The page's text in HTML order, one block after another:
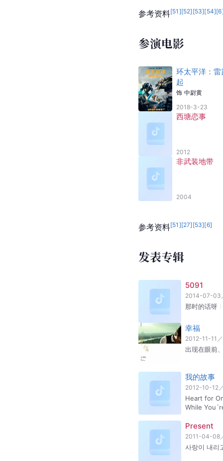
参考资料[51 ][52] [53][54][6
参演电影
环太平洋：雷
起
饰 中尉黄
2018-3-23
西塘恋事
2012
非武装地带
2004
参考资料[51 ][27] [53][6]
发表专辑
5091
2014-07-03
那时的话呀
幸福
2012-11-11 ／
出现在眼前
我的故事
2012-10-12
Heart for
While
Present
2011-04-08
사랑이 내